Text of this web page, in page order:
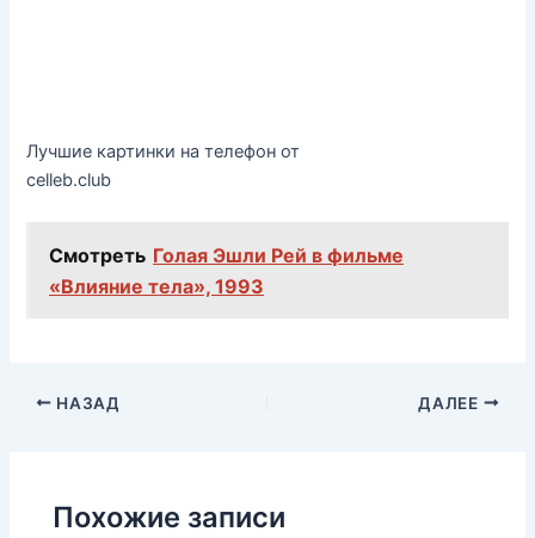
Лучшие картинки на телефон от
celleb.club
Смотреть Голая Эшли Рей в фильме
«Влияние тела», 1993
НАЗАД ДАЛЕЕ
Похожие записи